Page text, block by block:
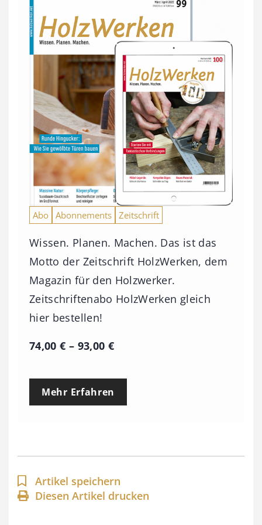
Abo Abonnements Zeitschrift
Wissen. Planen. Machen. Das ist das
Motto der Zeitschrift HolzWerken, dem
Magazin für den Holzwerker.
Zeitschriftenabo HolzWerken gleich
hier bestellen!
74,00€ – 93,00 €P
e
p
a
n
Mehr Erfahren
Artikel speichern
Diesen Artikel drucken